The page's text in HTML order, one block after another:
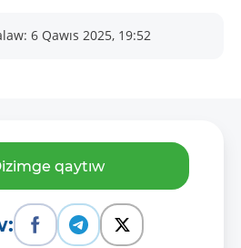
6 Qawıs 2025, 19:52
qaytıw